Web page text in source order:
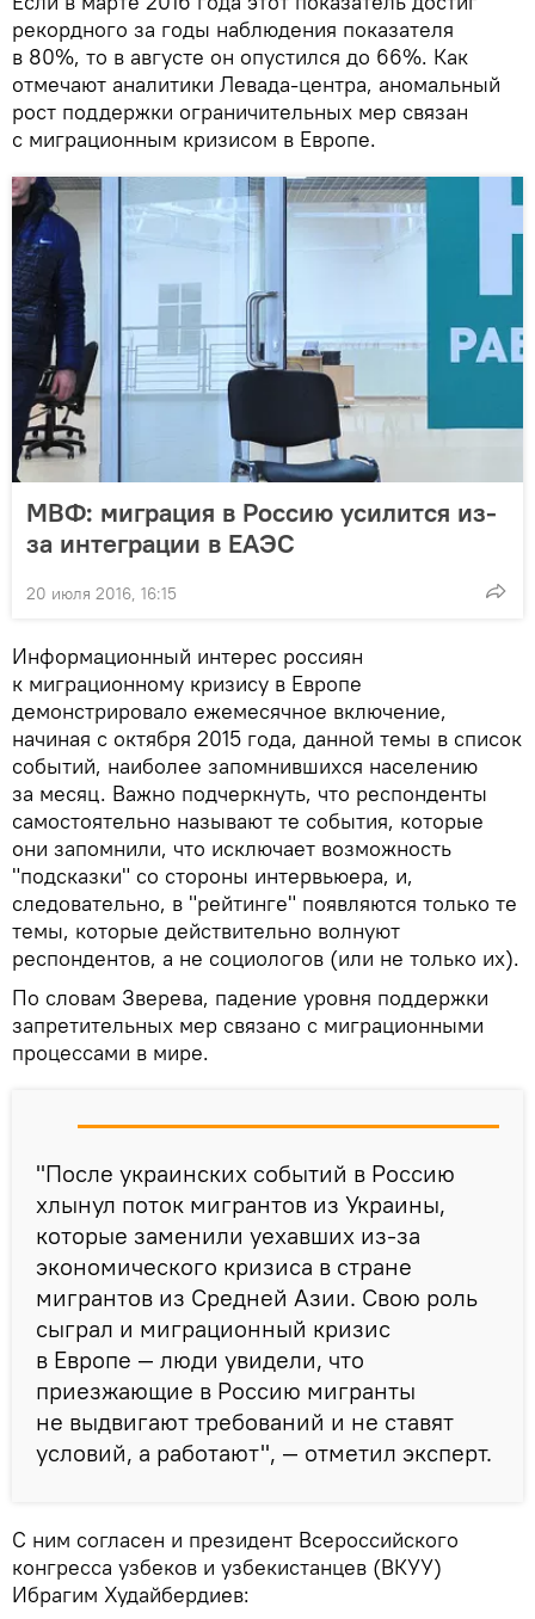
рекордного за годы наблюдения показателя
в 80%, то в августе он опустился до 66%. Как
отмечают аналитики Левада-центра, аномальный
рост поддержки ограничительных мер связан
с миграционным кризисом в Европе.
МВФ: миграция в Россию усилится из-
за интеграции в ЕАЭС
20 июля 2016, 16:15
Информационный интерес россиян
к миграционному кризису в Европе
демонстрировало ежемесячное включение,
начиная с октября 2015 года, данной темы в список
событий, наиболее запомнившихся населению
за месяц. Важно подчеркнуть, что респонденты
самостоятельно называют те события, которые
они запомнили, что исключает возможность
"подсказки" со стороны интервьюера, и,
следовательно, в "рейтинге" появляются только те
темы, которые действительно волнуют
респондентов, а не социологов (или не только их).
По словам Зверева, падение уровня поддержки
запретительных мер связано с миграционными
процессами в мире.
"После украинских событий в Россию
хлынул поток мигрантов из Украины,
которые заменили уехавших из-за
экономического кризиса в стране
мигрантов из Средней Азии. Свою роль
сыграл и миграционный кризис
в Европе — люди увидели, что
приезжающие в Россию мигранты
не выдвигают требований и не ставят
условий, а работают", — отметил эксперт.
С ним согласен и президент Всероссийского
конгресса узбеков и узбекистанцев (ВКУУ)
Ибрагим Худайбердиев: